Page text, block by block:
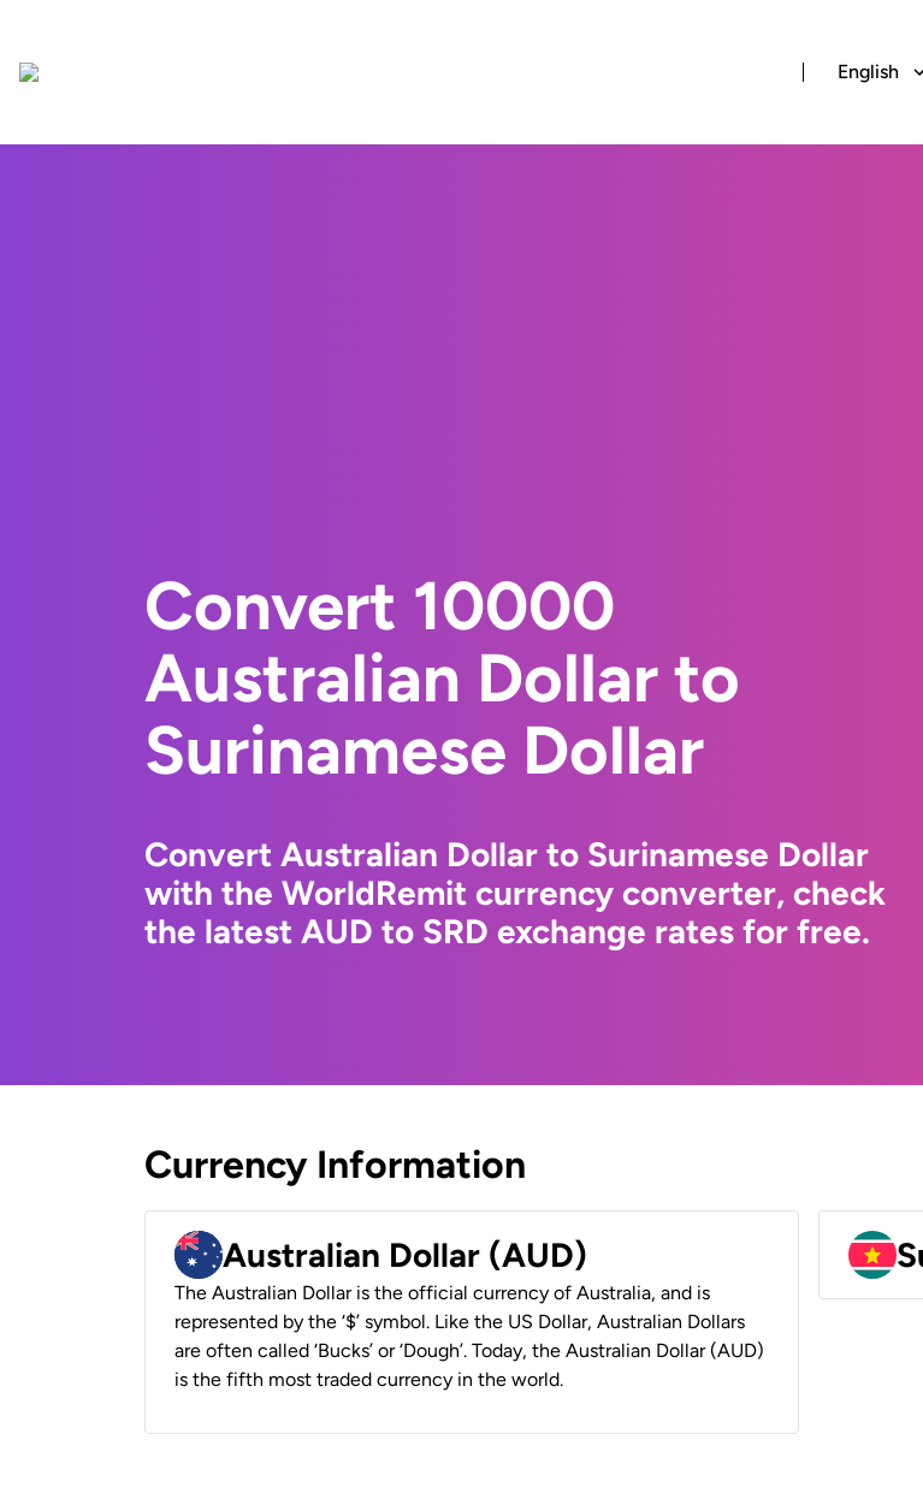
English
Convert 10000
Australian Dollar to
Surinamese Dollar
Convert Australian Dollar to Surinamese Dollar
with the WorldRemit currency converter, check
the latest AUD to SRD exchange rates for free.
Currency Information
Australian Dollar (AUD)
The Australian Dollar is the official currency of Australia, and is
represented by the ‘$’ symbol. Like the US Dollar, Australian Dollars
are often called ‘Bucks’ or ‘Dough’. Today, the Australian Dollar (AUD)
is the fifth most traded currency in the world.